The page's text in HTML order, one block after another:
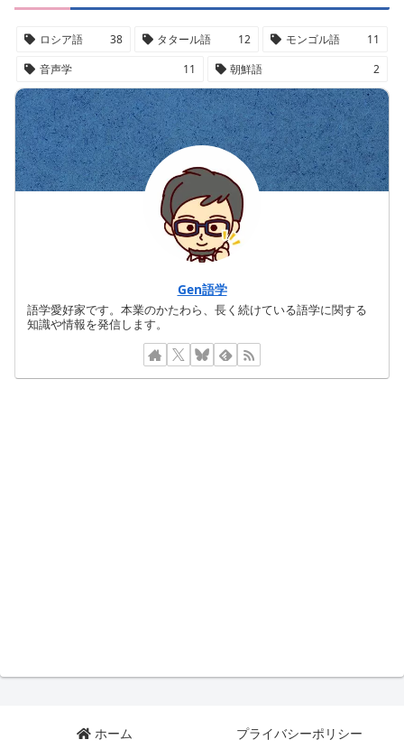
ロシア語 38 タタール語 12 モンゴル語
11
音声学
11 朝鮮語 2
Gen語学
語学愛好家です。本業のかたわら、長く続けている語学に関する
知識や情報を発信します。
ホーム プライバシーポリシー